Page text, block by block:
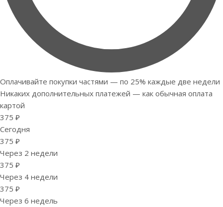
Оплачивайте покупки частями — по 25% каждые две недели
Никаких дополнительных платежей — как обычная оплата
картой
375 ₽
Сегодня
375 ₽
Через 2 недели
375 ₽
Через 4 недели
375 ₽
Через 6 недель